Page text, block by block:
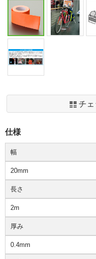
チェ
仕様
幅
20mm
長さ
2m
厚み
0.4mm